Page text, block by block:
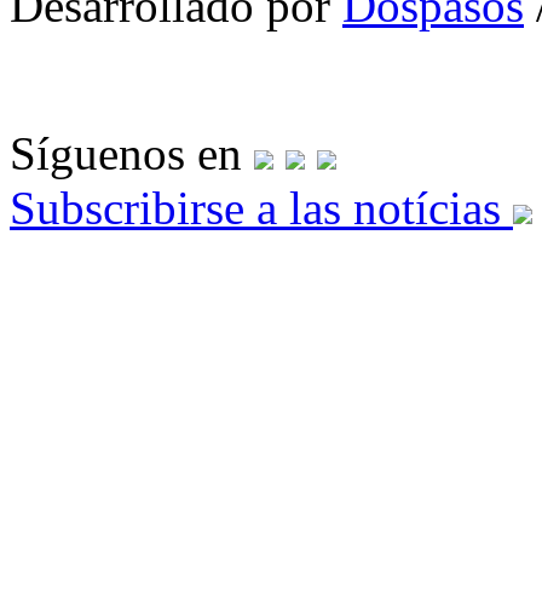
Síguenos en
Subscribirse a las notícias